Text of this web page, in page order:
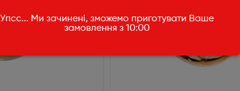
Упсс... Ми зачинені, зможемо приготувати Ваше
замовлення з 10:00